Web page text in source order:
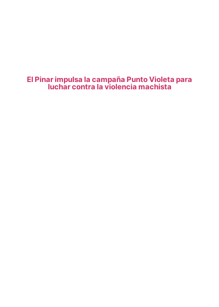
El Pinar impulsa la campaña Punto Violeta para
luchar contra la violencia machista